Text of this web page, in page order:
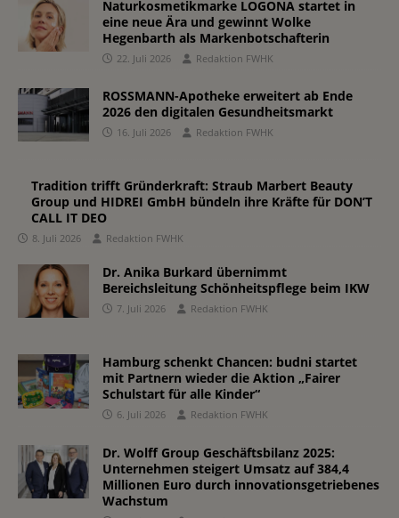
Naturkosmetikmarke LOGONA startet in
eine neue Ära und gewinnt Wolke
Hegenbarth als Markenbotschafterin
22. Juli 2026 Redaktion FWHK
ROSSMANN-Apotheke erweitert ab Ende
2026 den digitalen Gesundheitsmarkt
16. Juli 2026 Redaktion FWHK
Tradition trifft Gründerkraft: Straub Marbert Beauty
Group und HIDREI GmbH bündeln ihre Kräfte für DON’T
CALL IT DEO
8. Juli 2026 Redaktion FWHK
Dr. Anika Burkard übernimmt
Bereichsleitung Schönheitspflege beim IKW
7. Juli 2026 Redaktion FWHK
Hamburg schenkt Chancen: budni startet
mit Partnern wieder die Aktion „Fairer
Schulstart für alle Kinder“
6. Juli 2026 Redaktion FWHK
Dr. Wolff Group Geschäftsbilanz 2025:
Unternehmen steigert Umsatz auf 384,4
Millionen Euro durch innovationsgetriebenes
Wachstum